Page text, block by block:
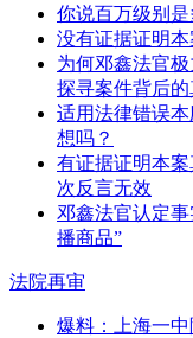
你说百万级别
没有证据证明
为何邓鑫法官
探寻案件背后的
适用法律错误
想吗？
有证据证明本
次反言无效
邓鑫法官认定
播商品”
法院再审
爆料：上海一